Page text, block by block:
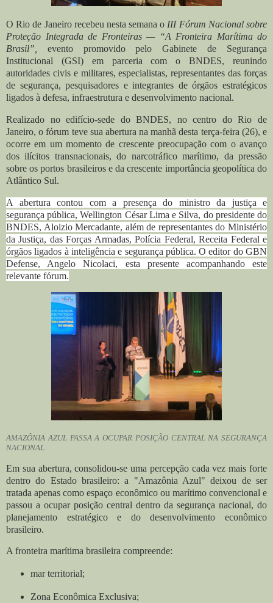
O Rio de Janeiro recebeu nesta semana oIII Fórum Nacional sobre
Proteção Integrada de Fronteiras — “A Fronteira Marítima do
Brasil”, evento promovido pelo Gabinete de Segurança
Institucional (GSI) em parceria com o BNDES, reunindo
autoridades civis e militares, especialistas, representantes das forças
de segurança, pesquisadores e integrantes de órgãos estratégicos
ligados à defesa, infraestrutura e desenvolvimento nacional.
Realizado no edifício-sede do BNDES, no centro do Rio de
Janeiro, o fórum teve sua abertura na manhã desta terça-feira (26), e
ocorre em um momento de crescente preocupação com o avanço
dos ilícitos transnacionais, do narcotráfico marítimo, da pressão
sobre os portos brasileiros e da crescente importância geopolítica do
Atlântico Sul.
A abertura contou com a presença do ministro da justiça e
segurança pública,Wellington César Lima e Silva, do presidente do
BNDES, Aloizio Mercadante, além de representantes do Ministério
da Justiça, das Forças Armadas, Polícia Federal, Receita Federal e
órgãos ligados à inteligência e segurança pública. O editor do GBN
Defense, Angelo Nicolaci, esta presente acompanhando este
relevante fórum.
AMAZÔNIA AZUL PASSA A OCUPAR POSIÇÃO CENTRAL NA SEGURANÇA
NACIONAL
Em sua abertura, consolidou-se uma percepção cada vez mais forte
dentro do Estado brasileiro: a "Amazônia Azul" deixou de ser
tratada apenas como espaço econômico ou marítimo convencional e
passou a ocupar posição central dentro da segurança nacional, do
planejamento estratégico e do desenvolvimento econômico
brasileiro.
A fronteira marítima brasileira compreende:
mar territorial;
Zona Econômica Exclusiva;